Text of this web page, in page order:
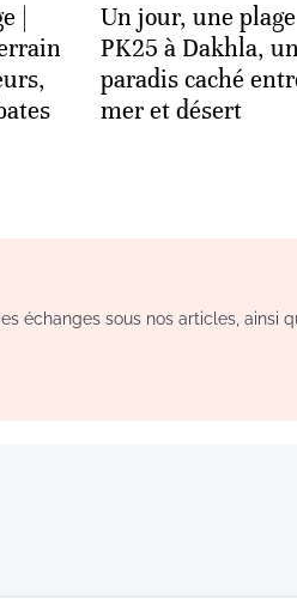
|
Un jour, une plage |
PK25 à Dakhla,
paradis caché
mer et désert
échanges sous nos articles, ainsi